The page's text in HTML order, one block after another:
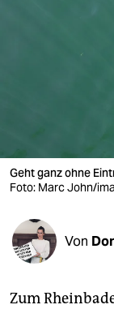
veranstaltungen
shop
fragen & hilfe
unterstützen
abo
Geht ganz ohne
Foto: Marc John/
Von
Zum